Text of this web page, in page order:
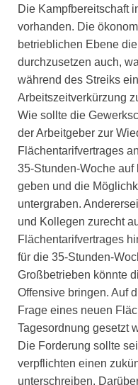
Die Kampfbereitschaft
vorhanden. Die
betrieblichen Ebene
durchzusetzen auch,
während des Streiks
Arbeitszeitverkürzung
Wie sollte die
der Arbeitgeber zur
Flächentarifvertrages
35-Stunden-Woche
geben und die
untergraben.
und Kollegen zurecht
Flächentarifvertrages
für die 35-Stunden-
Großbetrieben könnte
Offensive bringen. Auf
Frage eines neuen
Tagesordnung gesetzt
Die Forderung sollte
verpflichten einen
unterschreiben.